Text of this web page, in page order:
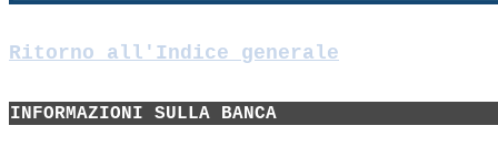
Ritorno all'Indice generale
INFORMAZIONI SULLA BANCA